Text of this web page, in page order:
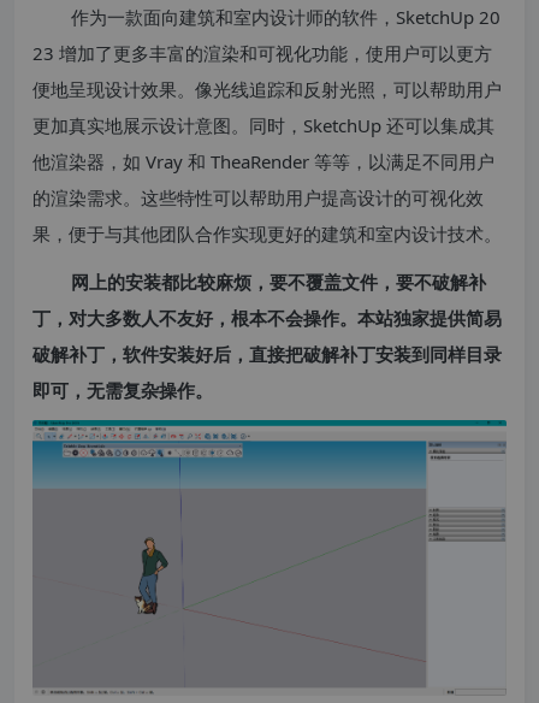
作为一款面向建筑和室内设计师的软件，SketchUp 20
23 增加了更多丰富的渲染和可视化功能，使用户可以更方
便地呈现设计效果。像光线追踪和反射光照，可以帮助用户
更加真实地展示设计意图。同时，SketchUp 还可以集成其
他渲染器，如 Vray 和 TheaRender 等等，以满足不同用户
的渲染需求。这些特性可以帮助用户提高设计的可视化效
果，便于与其他团队合作实现更好的建筑和室内设计技术。
网上的安装都比较麻烦，要不覆盖文件，要不破解补
丁，对大多数人不友好，根本不会操作。本站独家提供简易
破解补丁，软件安装好后，直接把破解补丁安装到同样目录
即可，无需复杂操作。